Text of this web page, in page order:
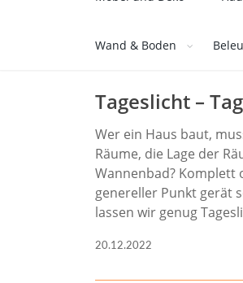
Wand & Boden
Tageslicht –
Wer ein Haus baut,
Räume, die Lage der
Wannenbad? Komplett
genereller Punkt gerät
lassen wir genug
20.12.2022